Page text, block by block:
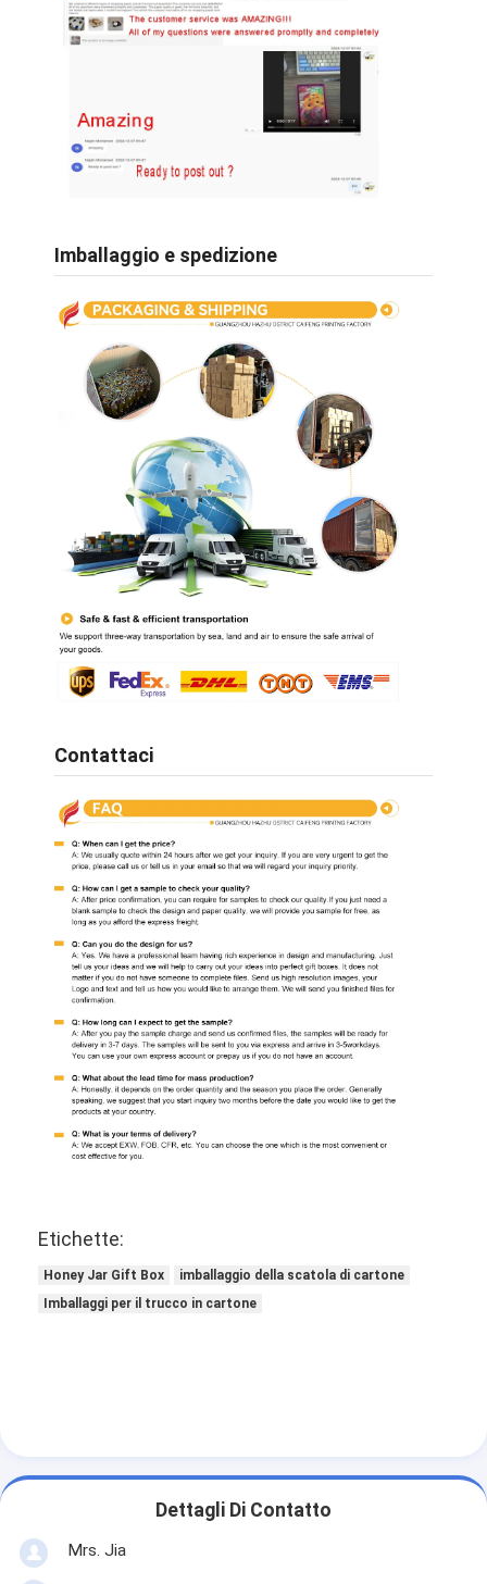
Imballaggio e spedizione
Contattaci
Etichette:
Honey Jar Gift Box
imballaggio della scatola di cartone
Imballaggi per il trucco in cartone
Dettagli Di Contatto
Mrs. Jia